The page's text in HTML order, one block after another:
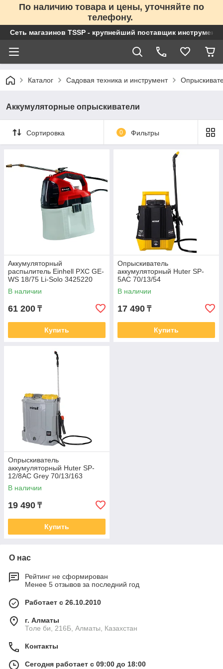
По наличию товара и цены, уточняйте по
телефону.
Сеть магазинов TSSP - крупнейший поставщик
Каталог Садовая техника и инструмент
Аккумуляторные опрыскиватели
Сортировка 0 Фильтры
Аккумуляторный
распылитель Einhell PXC GE-
WS 18/75 Li-Solo 3425220
В наличии
61 200 ₸
Купить
Опрыскиватель
аккумуляторный Huter SP-
5AC 70/13/54
В наличии
17 490 ₸
Купить
Опрыскиватель
аккумуляторный Huter SP-
12/8AC Grey 70/13/163
В наличии
19 490 ₸
Купить
О нас
Рейтинг не сформирован
Менее 5 отзывов за последний год
Работает с 26.10.2010
г. Алматы
Толе би, 216Б, Алматы, Казахстан
Контакты
Сегодня работает с 09:00 до 18:00